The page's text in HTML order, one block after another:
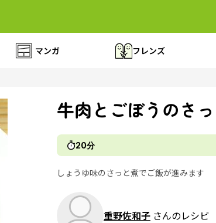
マンガ フレンズ
牛肉とごぼうのさ
20分
しょうゆ味のさっと煮でご飯が進みます
重野佐和子 さんのレシピ